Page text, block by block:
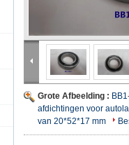
Grote Afbeelding :
afdichtingen voor
van 20*52*17 mm